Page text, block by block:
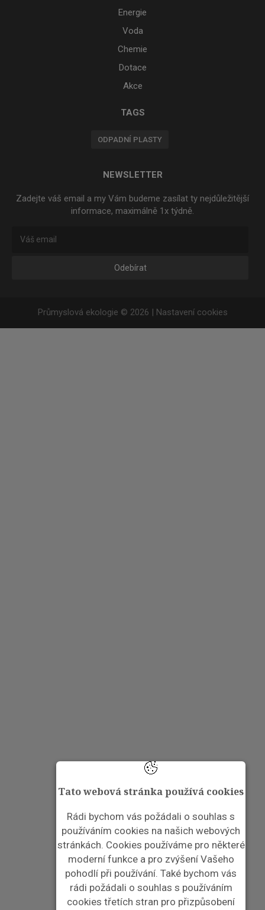
Tato webová stránka používá cookies
Rádi bychom vás požádali o souhlas s
používáním cookies na našich webových
stránkách. Cookies používáme pro některé
moderní funkce a pro zvýšení Vašeho
pohodlí při používání. Také bychom vás
rádi požádali o souhlas s používáním
cookies třetích stran pro přizpůsobení
Energie
Voda
Chemie
Dotace
Akce
TAGS
ODPADNÍ PLASTY
NEWSLETTER
Zadejte váš email a my Vám budeme zasílat ty nejdůležitější
informace, maximálně 1x týdně.
Odebírat
Průmyslová ekologie © 2026 | Nastavení cookies